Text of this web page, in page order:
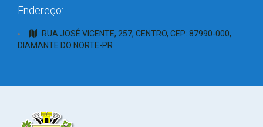
Endereço:
RUA JOSÉ VICENTE, 257, CENTRO, CEP: 87990-000,
DIAMANTE DO NORTE-PR